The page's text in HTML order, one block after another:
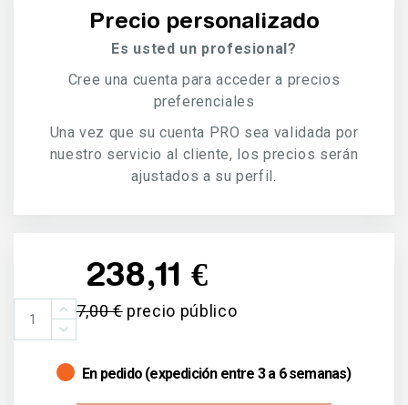
Precio personalizado
Es usted un profesional?
Cree una cuenta para acceder a precios
preferenciales
Una vez que su cuenta PRO sea validada por
nuestro servicio al cliente, los precios serán
ajustados a su perfil.
238,11 €
377,00 €precio público
En pedido (expedición entre 3 a 6 semanas)